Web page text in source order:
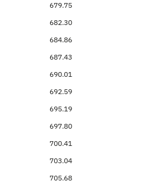
679.75
682.30
684.86
687.43
690.01
692.59
695.19
697.80
700.41
703.04
705.68